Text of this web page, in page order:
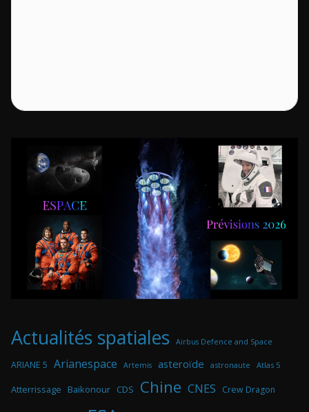
Actualités spatiales Airbus Defence and Space
ARIANE 5 Arianespace Artemis asteroïde astronaute Atlas 5
Atterrissage Baikonour CDS Chine CNES Crew Dragon